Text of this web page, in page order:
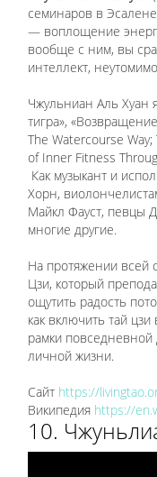
семинаров в
— воплощение
вообще с ним, вы
интеллект,
Чжульниан Аль Хуан
тигра»,
The Watercourse
of Inner Fitness
Как музыкант и
Хорн,
Майкл Фауст, певцы
многие другие.
На протяжении всей
Цзи, который
ощутить радость
как включить тай
рамки
личной жизни.
Сайт https://
Википедия https://
10.